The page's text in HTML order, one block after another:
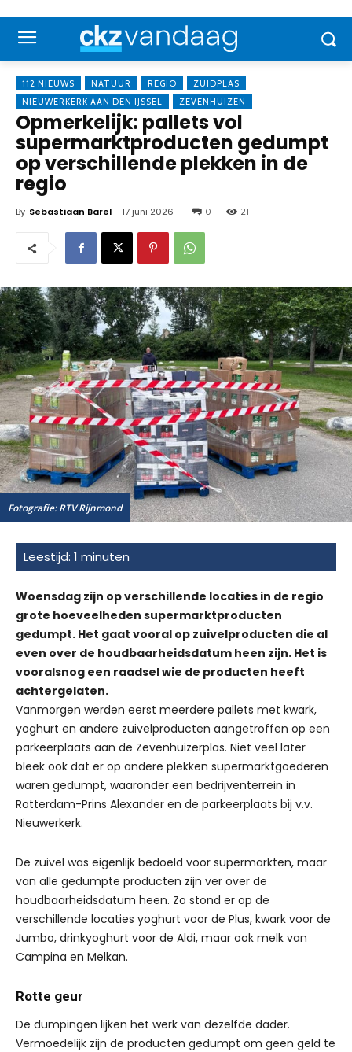
112 NIEUWS NATUUR REGIO
ZUIDPLAS
NIEUWERKERK AAN DEN IJSSEL
ZEVENHUIZEN
Opmerkelijk: pallets vol
supermarktproducten gedumpt
op verschillende plekken in de
regio
By Sebastiaan Barel 17 juni 2026 0 211
Fotografie: RTV Rijnmond
Woensdag zijn op verschillende locaties in de regio
grote hoeveelheden supermarktproducten
gedumpt. Het gaat vooral op zuivelproducten die al
even over de houdbaarheidsdatum heen zijn. Het is
vooralsnog een raadsel wie de producten heeft
achtergelaten.
Vanmorgen werden eerst meerdere pallets met kwark,
yoghurt en andere zuivelproducten aangetroffen op een
parkeerplaats aan de Zevenhuizerplas. Niet veel later
bleek ook dat er op andere plekken supermarktgoederen
waren gedumpt, waaronder een bedrijventerrein in
Rotterdam-Prins Alexander en de parkeerplaats bij v.v.
Nieuwerkerk.
De zuivel was eigenlijk bedoeld voor supermarkten, maar
van alle gedumpte producten zijn ver over de
houdbaarheidsdatum heen. Zo stond er op de
verschillende locaties yoghurt voor de Plus, kwark voor de
Jumbo, drinkyoghurt voor de Aldi, maar ook melk van
Campina en Melkan.
Rotte geur
De dumpingen lijken het werk van dezelfde dader.
Vermoedelijk zijn de producten gedumpt om geen geld te